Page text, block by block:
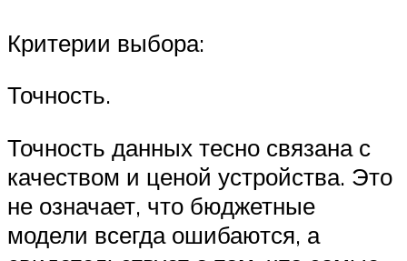
Критерии выбора:
Точность.
Точность данных тесно связана с
качеством и ценой устройства. Это
не означает, что бюджетные
модели всегда ошибаются, а